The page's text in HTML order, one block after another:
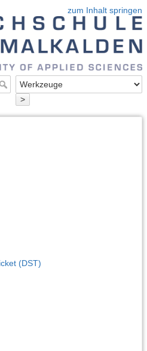
zum Inhalt springen
>
(DST)